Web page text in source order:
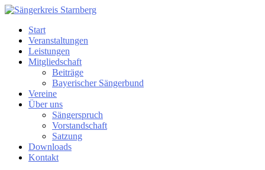
Start
Veranstaltungen
Leistungen
Mitgliedschaft
Beiträge
Bayerischer Sängerbund
Vereine
Über uns
Sängerspruch
Vorstandschaft
Satzung
Downloads
Kontakt